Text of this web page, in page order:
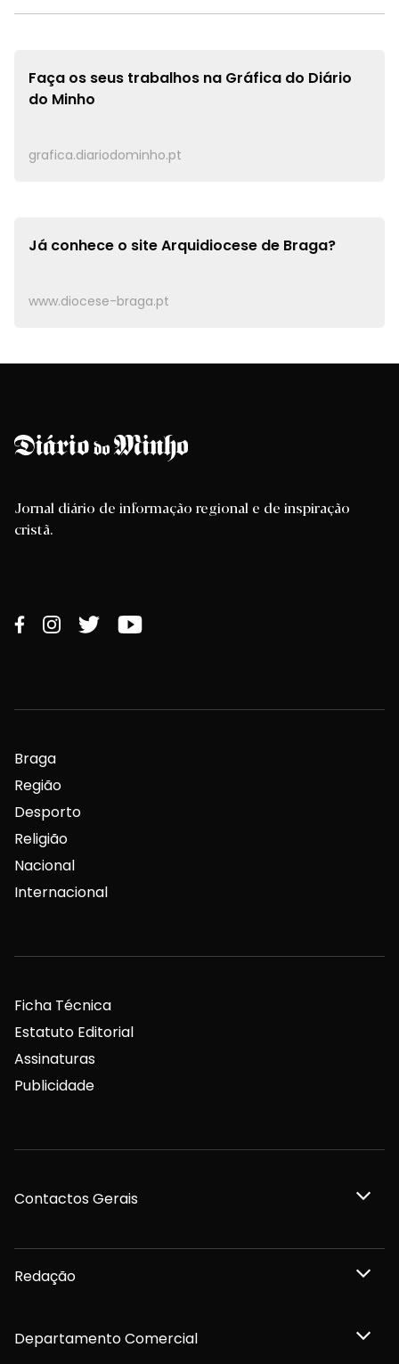
Faça os seus trabalhos na Gráfica do Diário
do Minho
grafica.diariodominho.pt
Já conhece o siteArquidiocese de Braga?
www.diocese-braga.pt
Jornal diário de informação regional e de inspiração
cristã.
Braga
Região
Desporto
Religião
Nacional
Internacional
Ficha Técnica
Estatuto Editorial
Assinaturas
Publicidade
Contactos Gerais
Redação
Departamento Comercial